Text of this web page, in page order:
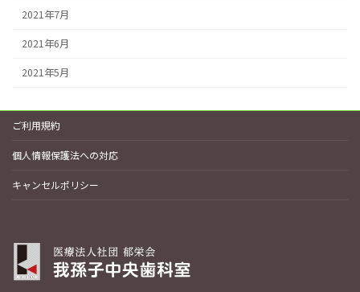
2021年7月
2021年6月
2021年5月
ご利用規約
個人情報保護法への対応
キャンセルポリシー